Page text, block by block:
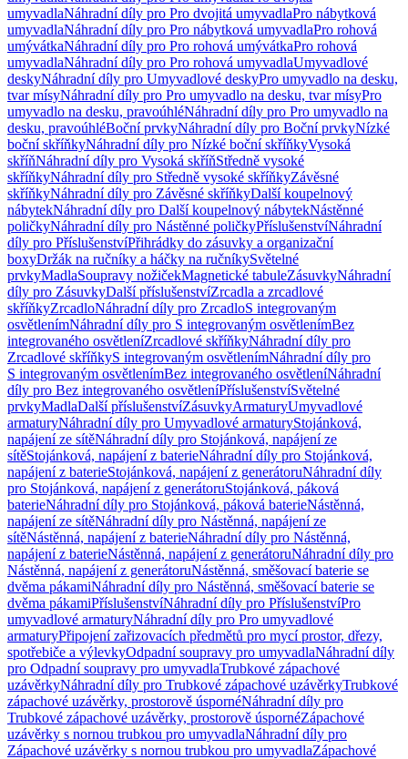
umyvadlaNáhradní díly pro Pro dvojitá umyvadlaPro nábytková
umyvadlaNáhradní díly pro Pro nábytková umyvadlaPro rohová
umývátkaNáhradní díly pro Pro rohová umývátkaPro rohová
umyvadlaNáhradní díly pro Pro rohová umyvadlaUmyvadlové
deskyNáhradní díly pro Umyvadlové deskyPro umyvadlo na desku,
tvar mísyNáhradní díly pro Pro umyvadlo na desku, tvar mísyPro
umyvadlo na desku, pravoúhléNáhradní díly pro Pro umyvadlo na
desku, pravoúhléBoční prvkyNáhradní díly pro Boční prvkyNízké
boční skříňkyNáhradní díly pro Nízké boční skříňkyVysoká
skříňNáhradní díly pro Vysoká skříňStředně vysoké
skříňkyNáhradní díly pro Středně vysoké skříňkyZávěsné
skříňkyNáhradní díly pro Závěsné skříňkyDalší koupelnový
nábytekNáhradní díly pro Další koupelnový nábytekNástěnné
poličkyNáhradní díly pro Nástěnné poličkyPříslušenstvíNáhradní
díly pro PříslušenstvíPřihrádky do zásuvky a organizační
boxyDržák na ručníky a háčky na ručníkySvětelné
prvkyMadlaSoupravy nožičekMagnetické tabuleZásuvkyNáhradní
díly pro ZásuvkyDalší příslušenstvíZrcadla a zrcadlové
skříňkyZrcadloNáhradní díly pro ZrcadloS integrovaným
osvětlenímNáhradní díly pro S integrovaným osvětlenímBez
integrovaného osvětleníZrcadlové skříňkyNáhradní díly pro
Zrcadlové skříňkyS integrovaným osvětlenímNáhradní díly pro
S integrovaným osvětlenímBez integrovaného osvětleníNáhradní
díly pro Bez integrovaného osvětleníPříslušenstvíSvětelné
prvkyMadlaDalší příslušenstvíZásuvkyArmaturyUmyvadlové
armaturyNáhradní díly pro Umyvadlové armaturyStojánková,
napájení ze sítěNáhradní díly pro Stojánková, napájení ze
sítěStojánková, napájení z baterieNáhradní díly pro Stojánková,
napájení z baterieStojánková, napájení z generátoruNáhradní díly
pro Stojánková, napájení z generátoruStojánková, páková
baterieNáhradní díly pro Stojánková, páková baterieNástěnná,
napájení ze sítěNáhradní díly pro Nástěnná, napájení ze
sítěNástěnná, napájení z baterieNáhradní díly pro Nástěnná,
napájení z baterieNástěnná, napájení z generátoruNáhradní díly pro
Nástěnná, napájení z generátoruNástěnná, směšovací baterie se
dvěma pákamiNáhradní díly pro Nástěnná, směšovací baterie se
dvěma pákamiPříslušenstvíNáhradní díly pro PříslušenstvíPro
umyvadlové armaturyNáhradní díly pro Pro umyvadlové
armaturyPřipojení zařizovacích předmětů pro mycí prostor, dřezy,
spotřebiče a výlevkyOdpadní soupravy pro umyvadlaNáhradní díly
pro Odpadní soupravy pro umyvadlaTrubkové zápachové
uzávěrkyNáhradní díly pro Trubkové zápachové uzávěrkyTrubkové
zápachové uzávěrky, prostorově úspornéNáhradní díly pro
Trubkové zápachové uzávěrky, prostorově úspornéZápachové
uzávěrky s nornou trubkou pro umyvadlaNáhradní díly pro
Zápachové uzávěrky s nornou trubkou pro umyvadlaZápachové